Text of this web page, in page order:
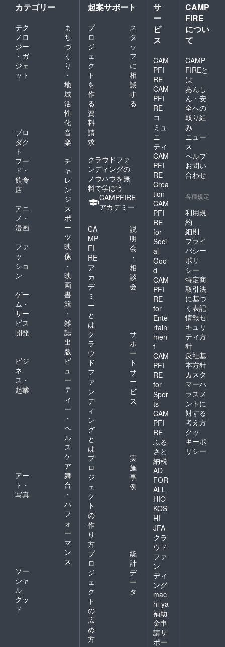
カテゴリー
テク
ノロ
ジー
・ガ
ジェ
ット
ま
ち
づ
く
り
・
地
域
活
性
化
プロ
ダク
ト
音
楽
フー
ド・
飲食
店
チ
ャ
レ
ン
ジ
アニ
メ・
漫画
ス
ポ
ー
ツ
ファ
ッ
ショ
ン
映
像
・
映
画
ゲー
ム・
サー
ビス
開発
書
籍
・
雑
誌
出
版
ビジ
ネ
ス・
起業
ビ
ュ
ー
テ
ィ
ー
・
ヘ
ル
ス
ケ
ア
アー
ト・
写真
舞
台
・
パ
フ
ォ
ー
マ
ン
ス
ソー
シャ
ル
グッ
ド
起案サポート
プ
ロ
ジ
ェ
ク
ト
を
作
る
ス
タ
ッ
フ
に
相
談
す
る
資
料
請
求
クラウドファ
ンディングの
ノウハウを無
料で学ぼう
CAMPFIRE
アカデミー
CA
MP
FI
RE
ア
カ
デ
ミ
ー
と
は
説
明
会
・
相
談
会
ク
ラ
ウ
ド
フ
ァ
ン
デ
ィ
ン
グ
と
は
サ
ポ
ー
ト
サ
ー
ビ
ス
プ
ロ
ジ
ェ
ク
ト
の
作
り
方
実
施
事
例
プ
ロ
ジ
ェ
ク
ト
の
広
め
方
統
計
デ
ー
タ
サ
ー
ビ
ス
CAM
PFI
RE
CAM
PFI
RE
コ
ミュ
ニ
ティ
CAM
PFI
RE
Crea
tion
CAM
PFI
RE
for
Soci
al
Goo
d
CAM
PFI
RE
for
Ente
rtain
men
t
CAM
PFI
RE
for
Spor
ts
CAM
PFI
RE
ふる
さと
納税
AD
FOR
ALL
HIO
KOS
HI
JFA
クラ
ウド
ファ
ン
ディ
ング
mac
hi-ya
補助
金申
請サ
ポー
CAMP
FIRE
につい
て
CAMP
FIREと
は
あんし
ん・安
全への
取り組
み
ニュー
ス
ヘルプ
お問い
合わせ
各種規定
利用規
約
細則
プライ
バシー
ポリ
シー
特定商
取引法
に基づ
く表記
情報セ
キュリ
ティ方
針
反社基
本方針
カスタ
マーハ
ラスメ
ントに
対する
考え方
クッ
キーポ
リシー